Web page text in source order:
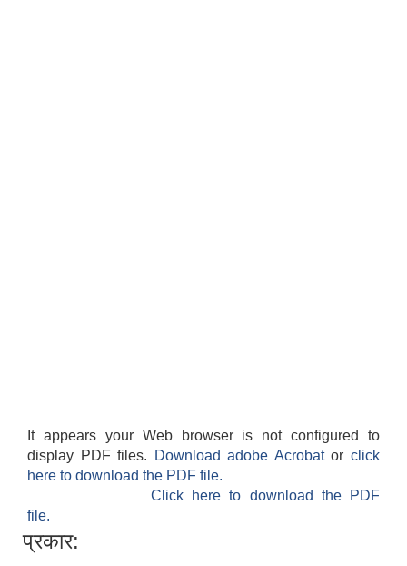
It appears your Web browser is not configured to
display PDF files.
Download adobe Acrobatorclick
here to download the PDF file.
Click here to download the PDF
file.
प्रकार: